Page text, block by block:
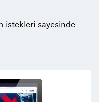
istekleri sayesinde